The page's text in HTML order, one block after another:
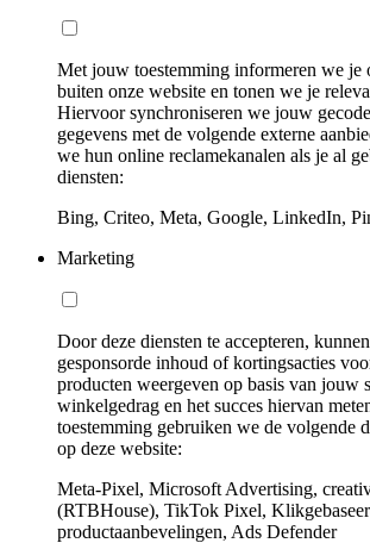
Met jouw toestemming informeren we je
buiten onze website en tonen we je
Hiervoor synchroniseren we jouw
gegevens met de volgende externe
we hun online reclamekanalen als je al
diensten:
Bing, Criteo, Meta, Google, LinkedIn,
Marketing
Door deze diensten te accepteren,
gesponsorde inhoud of kortingsacties
producten weergeven op basis van jouw
winkelgedrag en het succes hiervan
toestemming gebruiken we de volgende
op deze website:
Meta-Pixel, Microsoft Advertising,
(RTBHouse), TikTok Pixel,
productaanbevelingen, Ads Defender